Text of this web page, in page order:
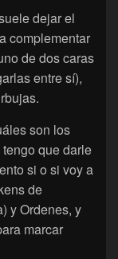
dejar el
complementar
de dos caras
entre sí),
son los
que darle
si o si voy a
de
y Ordenes, y
marcar